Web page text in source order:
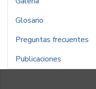
Glosario
Preguntas frecuentes
Publicaciones